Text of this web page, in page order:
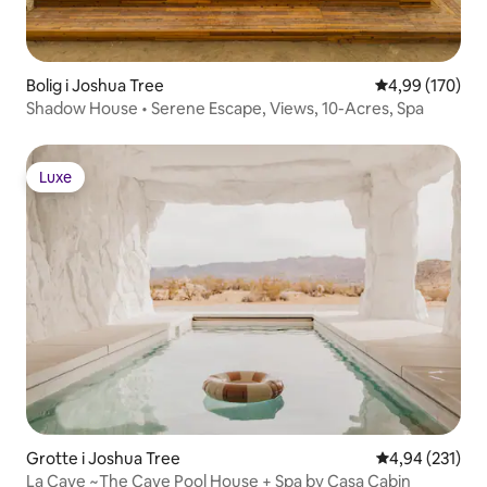
Bolig i Joshua Tree 4,99 ud af 5 i
4,99 (170)
Shadow House • Serene Escape, Views, 10-Acres, Spa
Luxe
Luxe
Grotte i Joshua Tree 4,94 ud af 5 i
4,94 (231)
La Cave ~The Cave Pool House + Spa by Casa Cabin